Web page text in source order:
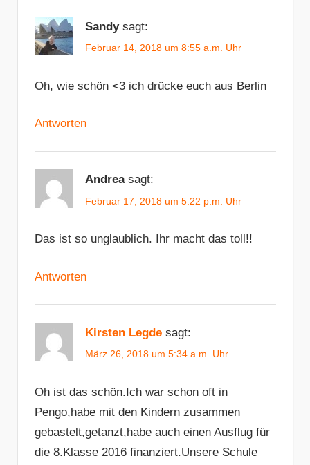
Sandy sagt:
Februar 14, 2018 um 8:55 a.m. Uhr
Oh, wie schön <3 ich drücke euch aus Berlin
Antworten
Andrea sagt:
Februar 17, 2018 um 5:22 p.m. Uhr
Das ist so unglaublich. Ihr macht das toll!!
Antworten
Kirsten Legde sagt:
März 26, 2018 um 5:34 a.m. Uhr
Oh ist das schön.Ich war schon oft in
Pengo,habe mit den Kindern zusammen
gebastelt,getanzt,habe auch einen Ausflug für
die 8.Klasse 2016 finanziert.Unsere Schule